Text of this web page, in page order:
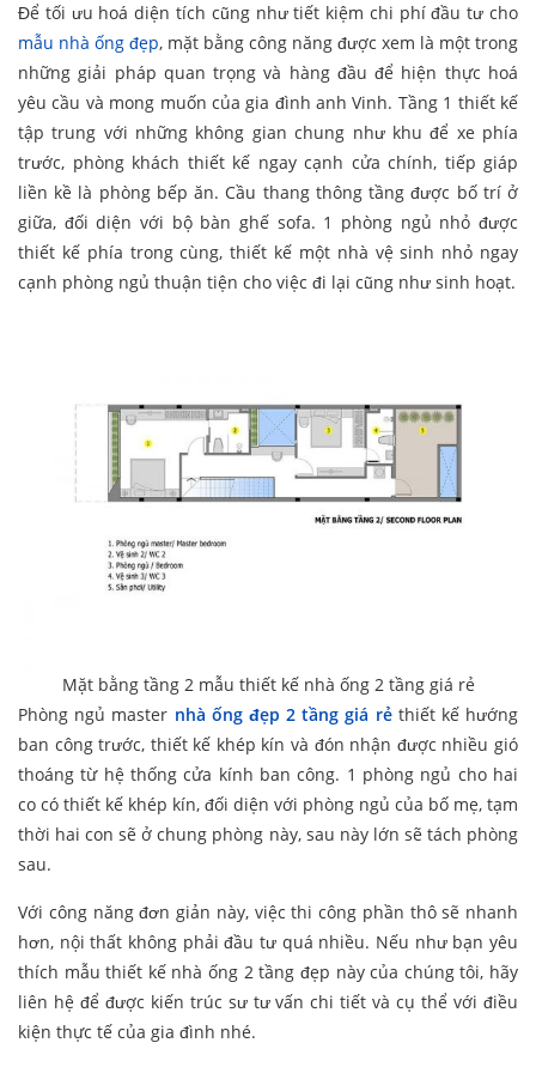
Để tối ưu hoá diện tích cũng như tiết kiệm chi phí đầu tư cho
mẫu nhà ống đẹp, mặt bằng công năng được xem là một trong
những giải pháp quan trọng và hàng đầu để hiện thực hoá
yêu cầu và mong muốn của gia đình anh Vinh. Tầng 1 thiết kế
tập trung với những không gian chung như khu để xe phía
trước, phòng khách thiết kế ngay cạnh cửa chính, tiếp giáp
liền kề là phòng bếp ăn. Cầu thang thông tầng được bố trí ở
giữa, đối diện với bộ bàn ghế sofa. 1 phòng ngủ nhỏ được
thiết kế phía trong cùng, thiết kế một nhà vệ sinh nhỏ ngay
cạnh phòng ngủ thuận tiện cho việc đi lại cũng như sinh hoạt.
Mặt bằng tầng 2 mẫu thiết kế nhà ống 2 tầng giá rẻ
Phòng ngủ master nhà ống đẹp 2 tầng giá rẻthiết kế hướng
ban công trước, thiết kế khép kín và đón nhận được nhiều gió
thoáng từ hệ thống cửa kính ban công. 1 phòng ngủ cho hai
co có thiết kế khép kín, đối diện với phòng ngủ của bố mẹ, tạm
thời hai con sẽ ở chung phòng này, sau này lớn sẽ tách phòng
sau.
Với công năng đơn giản này, việc thi công phần thô sẽ nhanh
hơn, nội thất không phải đầu tư quá nhiều. Nếu như bạn yêu
thích mẫu thiết kế nhà ống 2 tầng đẹp này của chúng tôi, hãy
liên hệ để được kiến trúc sư tư vấn chi tiết và cụ thể với điều
kiện thực tế của gia đình nhé.